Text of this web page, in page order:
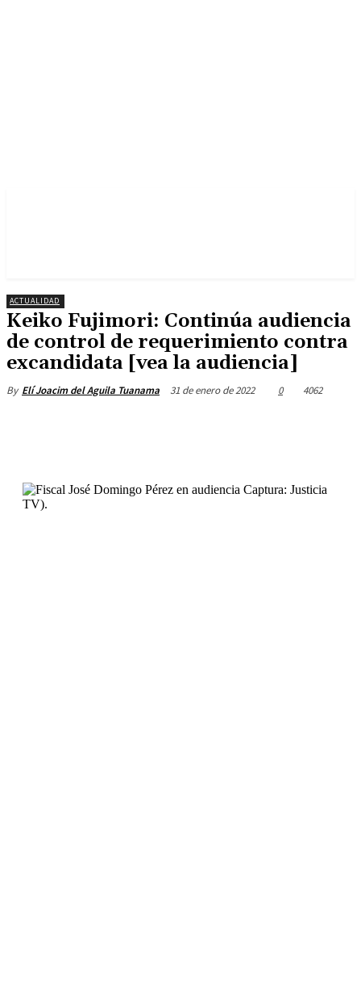
ACTUALIDAD
Keiko Fujimori: Continúa audiencia
de control de requerimiento contra
excandidata [vea la audiencia]
By Elí Joacim del Aguila Tuanama 31 de enero de 2022 0 4062